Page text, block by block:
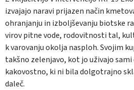
izvajajo naravi prijazen način
ohranjanju in izboljševanju biotske
virov pitne vode, rodovitnosti tal,
k varovanju okolja nasploh. Svojim
takšno zelenjavo, kot jo uživajo sami
kakovostno, ki ni bila dolgotrajno
daleč.